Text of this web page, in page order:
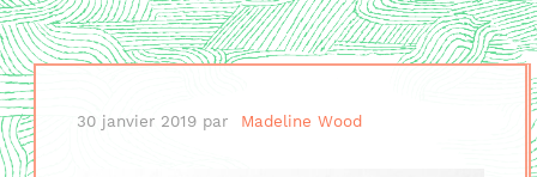
30 janvier 2019 par Madeline Wood